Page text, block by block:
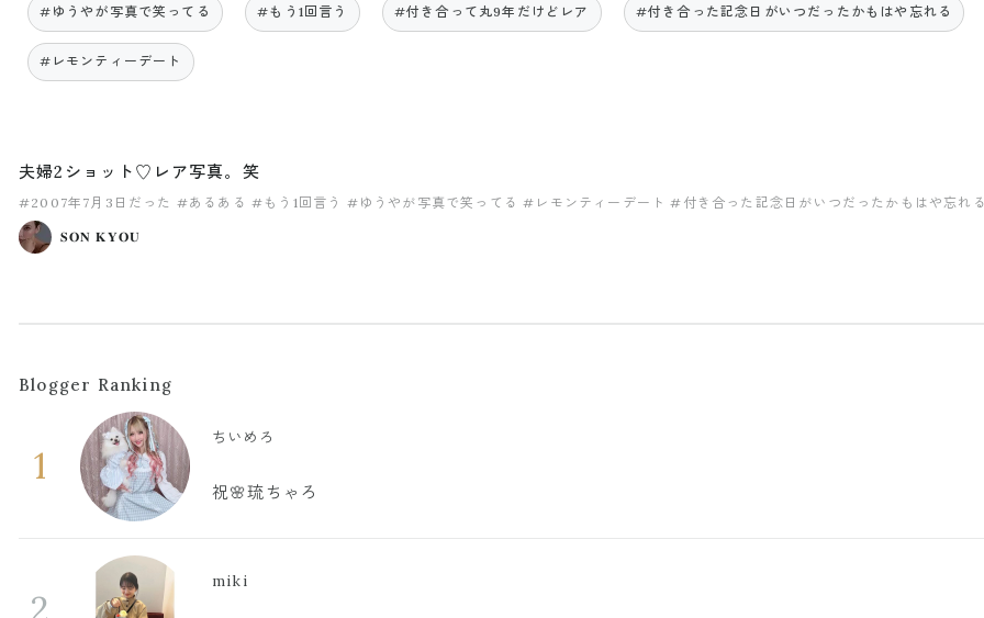
#ゆうやが写真で笑ってる #もう1回言う #付き合って丸9年だけどレア #付き合った記念日がいつだったかもはや忘れる
#レモンティーデート
夫婦2ショット♡レア写真。笑
#2007年7月3日だった #あるある #もう1回言う #ゆうやが写真で笑ってる #レモンティーデート #付き合った記念日がいつだったかもはや忘れる
𝐒𝐎𝐍 𝐊𝐘𝐎𝐔
Blogger Ranking
1
ちいめろ
祝🌸琉ちゃろ
miki